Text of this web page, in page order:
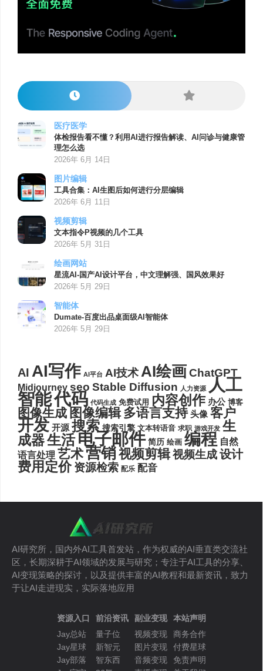
医疗医学
体检报告看不懂？利用AI进行报告解读、AI问诊与健康管
理怎么选
2026年 6月 14日
图片编辑
工具合集：AI生图后如何进行分层编辑
2026年 6月 11日
视频剪辑
文本指令P视频的几个工具
2026年 5月 31日
绘画网站
星流AI-国产AI设计平台，中文理解强、国风效果好
2026年 5月 29日
智能体
Dumate-百度出品桌面级AI智能体
2026年 5月 29日
AI AI写作 AI平台 AI技术AI绘画ChatGPT
Midjourney seo Stable Diffusion 人力资源 人工
智能代码 代码生成 免费试用 内容创作 办公 博客
图像生成 图像编辑 多语言支持 头像 客户
开发 开源 搜索 搜索引擎 文本转语音 求职 游戏开发 生
成器生活电子邮件 简历 绘画 编程 自然
语言处理 艺术营销视频剪辑视频生成设计
费用定价 资源检索 配乐 配音
AI研究所，国内外AI工具首发站，作为权威的AI垂直类交流社
区，长期深耕于AI领域的发展与研究；专注于AI工具的分享、
AI变现策略的探讨，以及提供丰富的AI教程和最新资讯，致力
于让AI走进现实，实际落地应用
资源入口
Jay总站
Jay星球
Jay部落
前沿资讯
量子位
新智元
智东西
副业变现
视频变现
图片变现
音频变现
本站声明
商务合作
付费星球
免责声明